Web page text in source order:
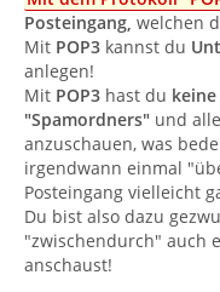
Posteingang, welchen
Mit POP3 kannst du
anlegen!
Mit POP3 hast du keine
"Spamordners" und
anzuschauen, was
irgendwann einmal
Posteingang vielleicht
Du bist also dazu
"zwischendurch" auch
anschaust!